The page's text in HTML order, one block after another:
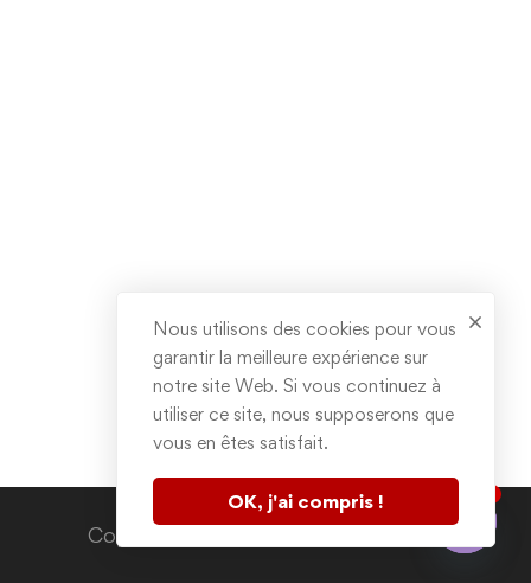
Copyright © 2020. All rights reserved.
Nous utilisons des cookies pour vous
garantir la meilleure expérience sur
notre site Web. Si vous continuez à
utiliser ce site, nous supposerons que
vous en êtes satisfait.
OK, j'ai compris !
Contactez nous